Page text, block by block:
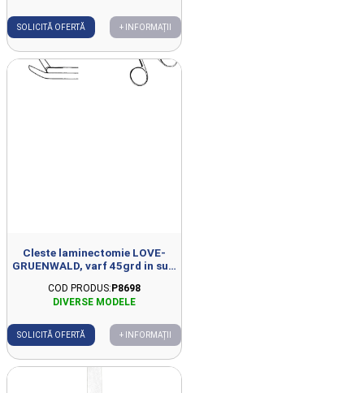
SOLICITĂ OFERTĂ + INFORMAȚII
Cleste laminectomie LOVE-
GRUENWALD, varf 45grd in sus,
COD PRODUS: P8698
SOLICITĂ OFERTĂ + INFORMAȚII